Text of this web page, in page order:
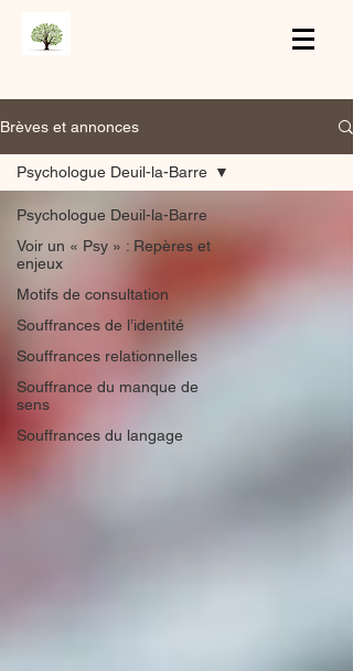
Brèves et annonces
Psychologue Deuil-la-Barre
Voir un « Psy » : Repères et
enjeux
Motifs de consultation
Souffrances de l’identité
Souffrances relationnelles
Souffrance du manque de
sens
Souffrances du langage
Psychologue Deuil-la-Barre